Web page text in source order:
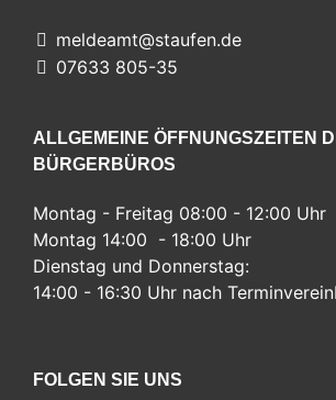
meldeamt@staufen.de
07633 805-35
ALLGEMEINE ÖFFNUNGSZEITEN
BÜRGERBÜROS
Montag - Freitag 08:00 - 12:00 Uhr
Montag 14:00 - 18:00 Uhr
Dienstag und Donnerstag:
14:00 - 16:30 Uhr nach
FOLGEN SIE UNS